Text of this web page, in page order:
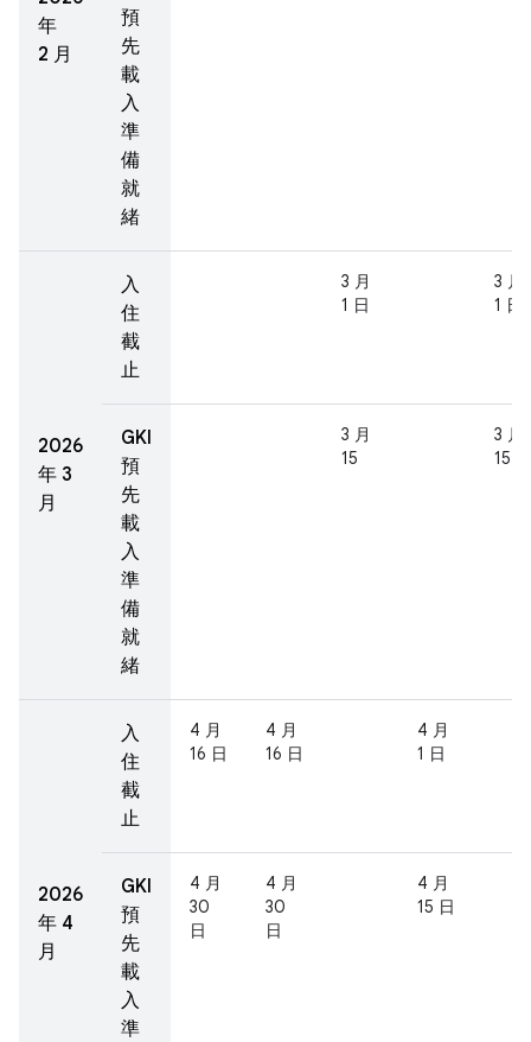
年
2 月
預
先
載
入
準
備
就
緒
2026
年 3
月
入
住
截
止
3 月
1 日
3 月
1 日
GKI
預
先
載
入
準
備
就
緒
3 月
15
3 月
15
2026
年 4
月
入
住
截
止
4 月
16 日
4 月
16 日
4 月
1 日
GKI
預
先
載
入
準
4 月
30
日
4 月
30
日
4 月
15 日